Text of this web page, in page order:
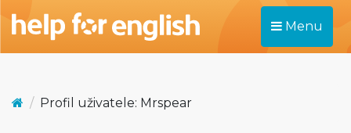
Menu
Profil uživatele: Mrspear